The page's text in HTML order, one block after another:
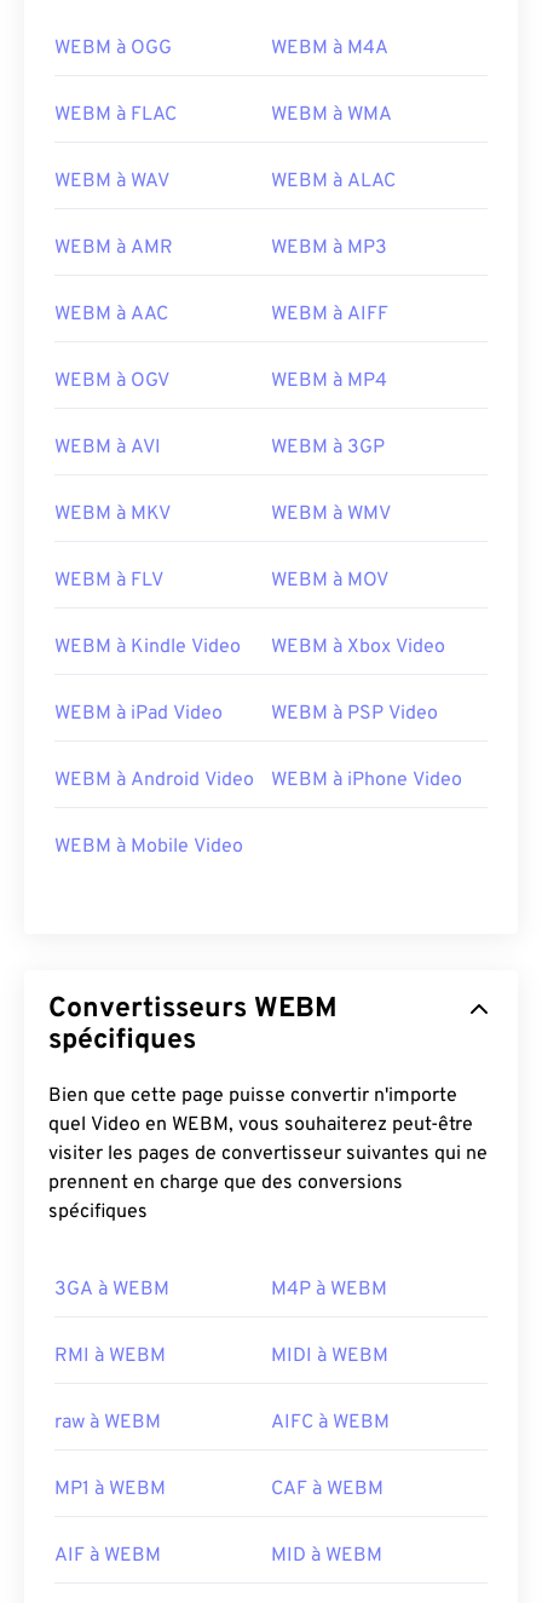
VorbisouOpus
Comment ouvrir un fichier WEBM
système d'exploitation.
Winamppour Microsoft
options intéressantes pour ouvrir les fichiers
Les navigateurs Microsoft ne disposent pas
installer séparément. Cependant, la plupart des
Développé par :
CoreCodec, Inc
Liens utiles:
https://en.wikipedia.org/wiki/WebM
WEBM à OGG WEBM à M4A
WEBM à FLAC WEBM à WMA
WEBM à WAV WEBM à ALAC
WEBM à AMR WEBM à MP3
WEBM à AAC WEBM à AIFF
WEBM à OGV WEBM à MP4
WEBM à AVI WEBM à 3GP
WEBM à MKV WEBM à WMV
WEBM à FLV WEBM à MOV
WEBM à Kindle Video WEBM à Xbox Video
WEBM à iPad Video WEBM à PSP Video
WEBM à Android Video WEBM à iPhone Video
WEBM à Mobile Video
Convertisseurs WEBM
spécifiques
Bien que cette page puisse convertir n'importe
quel Video en WEBM, vous souhaiterez peut-être
visiter les pages de convertisseur suivantes qui ne
prennent en charge que des conversions
spécifiques
3GA à WEBM M4P à WEBM
RMI à WEBM MIDI à WEBM
raw à WEBM AIFC à WEBM
MP1 à WEBM CAF à WEBM
AIF à WEBM MID à WEBM